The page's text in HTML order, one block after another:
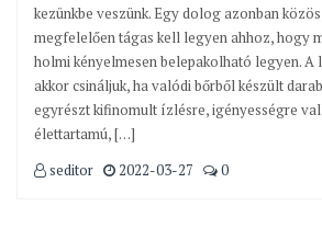
kezünkbe veszünk. Egy dolog azonban
megfelelően tágas kell legyen ahhoz, hogy
holmi kényelmesen belepakolható legyen. A
akkor csináljuk, ha valódi bőrből készült
egyrészt kifinomult ízlésre, igényességre
élettartamú, […]
seditor
2022-03-27 0